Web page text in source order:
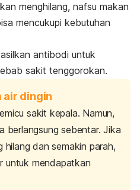
menghilang, nafsu makan
mencukupi kebutuhan
antibodi untuk
sakit tenggorokan.
air dingin
sakit kepala. Namun,
berlangsung sebentar. Jika
dan semakin parah,
untuk mendapatkan